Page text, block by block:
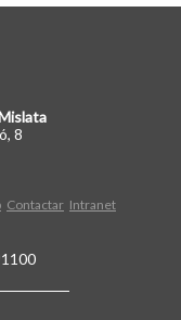
8
Contactar Intranet